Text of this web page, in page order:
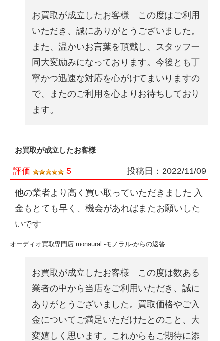
お買取が成立したお客様 この度はご利用
いただき、誠にありがとうございました。
また、温かいお言葉を頂戴し、スタッフ一
同大変励みになっております。今後とも丁
寧かつ迅速な対応を心がけてまいりますの
で、またのご利用を心よりお待ちしており
ます。
お買取が成立したお客様
評価 5 投稿日： 2022/11/09
他の業者より高く買い取っていただきました 入
金もとても早く、機会があればまたお願いした
いです
オーディオ買取専門店 monaural -モノラル-からの返答
お買取が成立したお客様 この度は数ある
業者の中から当店をご利用いただき、誠に
ありがとうございました。買取価格やご入
金についてご満足いただけたとのこと、大
変嬉しく思います。これからもご期待に添